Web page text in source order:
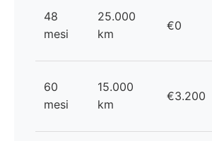
48
mesi
25.000
km
€0
60
mesi
15.000
km
€3.200